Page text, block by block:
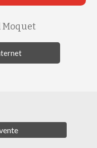
Moquet